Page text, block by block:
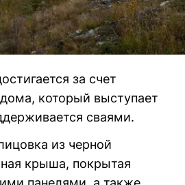
за счет
который выступает
сваями.
из черной
крыша, покрытая